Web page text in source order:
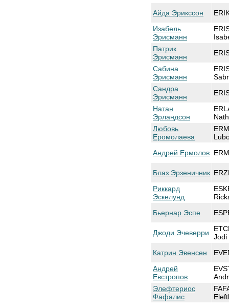
Айда Эрикссон
Изабель
Эрисманн
Патрик
Эрисманн
Сабина
Эрисманн
Сандра
Эрисманн
Натан
Эрландсон
Любовь
Еромолаева
Андрей Ермолов
Блаз Эрзеничник
Риккард
Эскелунд
Бьернар Эспе
Джоди Эчеверри
Jodi
Катрин Эвенсен
Андрей
Евстропов
Элефтериос
Фафалис